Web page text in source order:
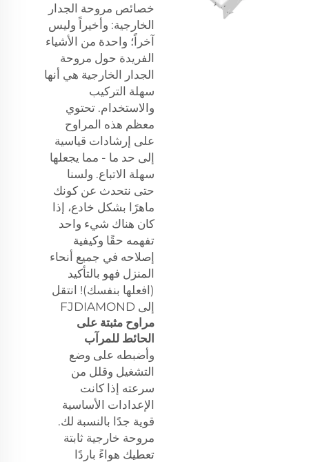
خصائص مروحة الجدار
الخارجية: وأخيراً وليس
آخراً؛ واحدة من الأشياء
الفريدة حول مروحة
الجدار الخارجية هي أنها
سهلة التركيب
والاستخدام. تحتوي
معظم هذه المراوح
على إرشادات قياسية
إلى حد ما - مما يجعلها
سهلة الاتباع. ولسنا
حتى نتحدث عن كونك
ماهرًا بشكل خادع، إذا
كان هناك شيء واحد
تفهمه حقًا وكيفية
إصلاحه في جميع أنحاء
المنزل فهو بالتأكيد
(افعلها بنفسك)! انتقل
إلى FJDIAMOND
مراوح مثبتة على
الحائط للمرآب
وأضبطه على وضع
التشغيل وقلل من
سرعته إذا كانت
الإعدادات الأساسية
قوية جدًا بالنسبة لك.
مروحة خارجية ثابتة
تعطيك هواءً باردًا